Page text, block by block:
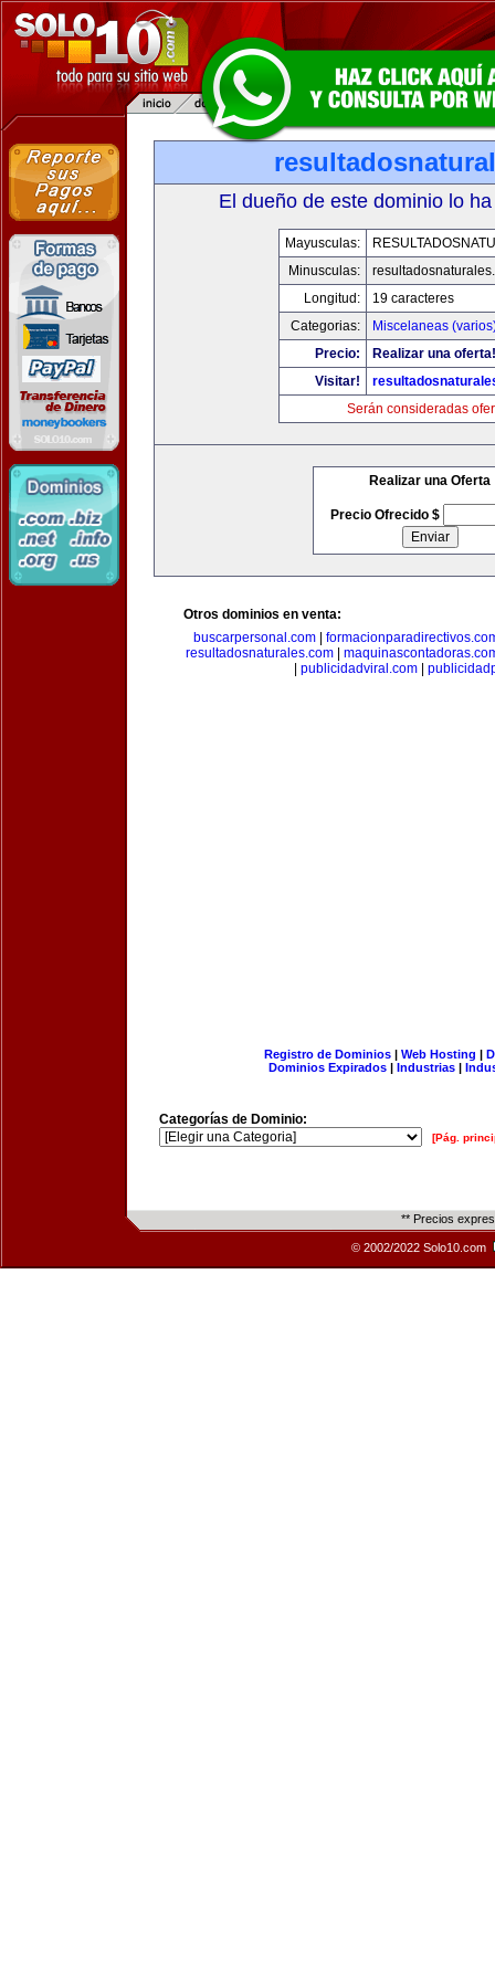
El dueño de este dominio lo
Mayusculas:
Minusculas:
Longitud:
19 caracteres
Categorias:
Miscelaneas
Precio:
Realizar una oferta!
Visitar!
Serán consideradas
Realizar una Oferta
Precio Ofrecido $
Otros dominios en venta:
buscarpersonal.com|
resultadosnaturales.com|
publicidadviral.com
Registro de Dominios| Web Hosting |
Dominios Expirados | Industrias |
Categorías de Dominio:
[Pág.
** Precios
© 2002/2022 Solo10.com